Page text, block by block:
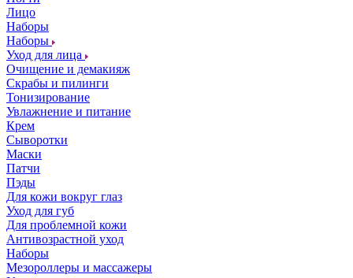
Лицо
Наборы
Наборы
Уход для лица
Очищение и демакияж
Скрабы и пилинги
Тонизирование
Увлажнение и питание
Крем
Сыворотки
Маски
Патчи
Пэды
Для кожи вокруг глаз
Уход для губ
Для проблемной кожи
Антивозрастной уход
Наборы
Мезороллеры и массажеры